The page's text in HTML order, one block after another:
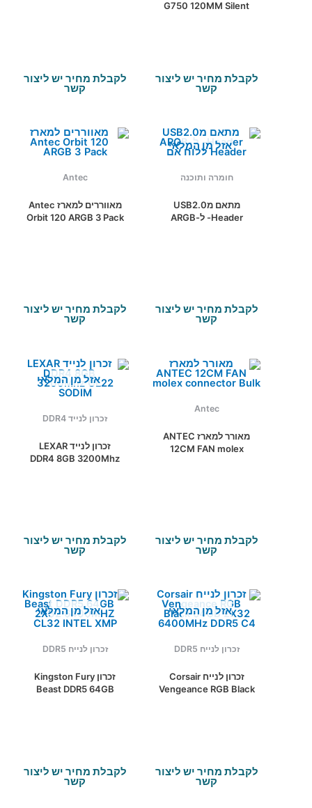
G750 120MM Silent
לקבלת מחיר יש ליצור
קשר
לקבלת מחיר יש ליצור
קשר
אזל מן המלאי
חומרה ותוכנה
מתאם מUSB2.0
Header- ל-ARGB
לקבלת מחיר יש ליצור
קשר
Antec
מאווררים למארז Antec
Orbit 120 ARGB 3 Pack
לקבלת מחיר יש ליצור
קשר
Antec
מאורר למארז ANTEC
12CM FAN molex
לקבלת מחיר יש ליצור
קשר
אזל מן המלאי
זכרון לנייד DDR4
זכרון לנייד LEXAR
DDR4 8GB 3200Mhz
לקבלת מחיר יש ליצור
קשר
אזל מן המלאי
זכרון לנייח DDR5
זכרון לנייח Corsair
Vengeance RGB Black
לקבלת מחיר יש ליצור
קשר
אזל מן המלאי
זכרון לנייח DDR5
זכרון Kingston Fury
Beast DDR5 64GB
לקבלת מחיר יש ליצור
קשר